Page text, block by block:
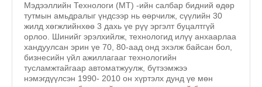
Мэдээллийн Технологи (MT) -ийн салбар бидний өдөр
тутмын амьдралыг үндсээр нь өөрчилж, сүүлийн 30
жилд хөгжлийнхөө 3 дахь үе рүү эргэлт буцалтгүй
орлоо. Шинийг эрэлхийлж, технологид илүү анхаарлаа
хандуулсан эрин үе 70, 80-аад онд эхэлж байсан бол,
бизнесийн үйл ажиллагааг технологийн
тусламжтайгаар автоматжуулж, бүтээмжээ
нэмэгдүүлсэн 1990- 2010 он хүртэлх дунд үе мөн